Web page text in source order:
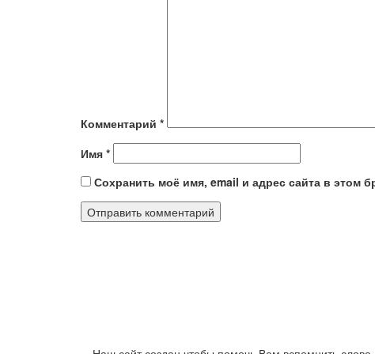
Комментарий *
Имя *
Сохранить моё имя, email и адрес сайта в этом